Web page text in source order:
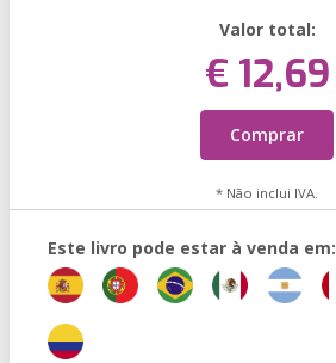
Valor total:
€ 12,69
Comprar
* Não inclui IVA.
Este livro pode estar à venda em: